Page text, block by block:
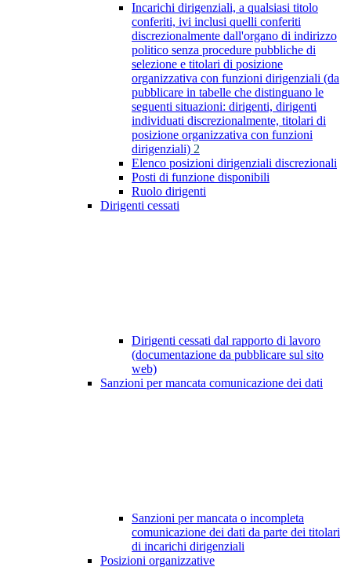
Incarichi dirigenziali, a qualsiasi titolo
conferiti, ivi inclusi quelli conferiti
discrezionalmente dall'organo di indirizzo
politico senza procedure pubbliche di
selezione e titolari di posizione
organizzativa con funzioni dirigenziali (da
pubblicare in tabelle che distinguano le
seguenti situazioni: dirigenti, dirigenti
individuati discrezionalmente, titolari di
posizione organizzativa con funzioni
dirigenziali) 2
Elenco posizioni dirigenziali discrezionali
Posti di funzione disponibili
Ruolo dirigenti
Dirigenti cessati
Dirigenti cessati dal rapporto di lavoro
(documentazione da pubblicare sul sito
web)
Sanzioni per mancata comunicazione dei dati
Sanzioni per mancata o incompleta
comunicazione dei dati da parte dei titolari
di incarichi dirigenziali
Posizioni organizzative